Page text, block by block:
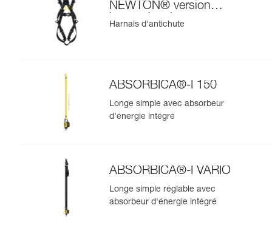
NEWTON® version
internationale
Harnais d'antichute
ABSORBICA®-I 150
Longe simple avec absorbeur
d'énergie intégré
ABSORBICA®-I VARIO
Longe simple réglable avec
absorbeur d'énergie intégré